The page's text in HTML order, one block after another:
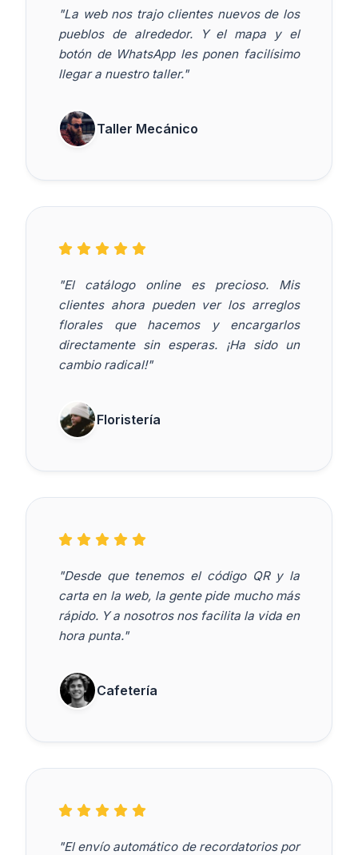
"La web nos trajo clientes nuevos de los
pueblos de alrededor. Y el mapa y el
botón de WhatsApp les ponen facilísimo
llegar a nuestro taller."
Taller Mecánico
"El catálogo online es precioso. Mis
clientes ahora pueden ver los arreglos
florales que hacemos y encargarlos
directamente sin esperas. ¡Ha sido un
cambio radical!"
Floristería
"Desde que tenemos el código QR y la
carta en la web, la gente pide mucho más
rápido. Y a nosotros nos facilita la vida en
hora punta."
Cafetería
"El envío automático de recordatorios por